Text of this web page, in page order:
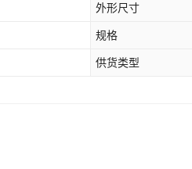
外形尺寸
规格
供货类型